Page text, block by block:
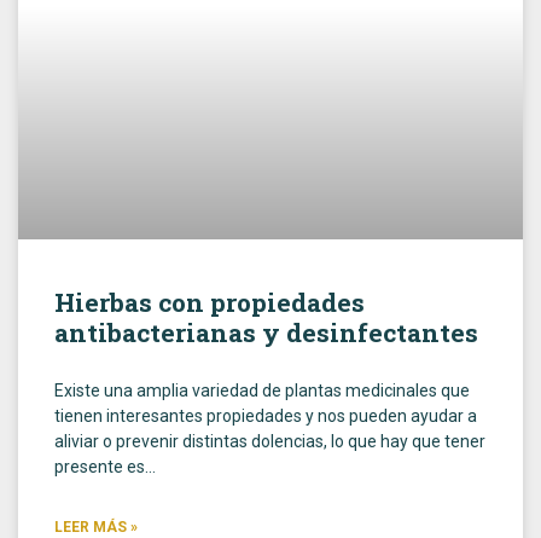
Hierbas con propiedades
antibacterianas y desinfectantes
Existe una amplia variedad de plantas medicinales que
tienen interesantes propiedades y nos pueden ayudar a
aliviar o prevenir distintas dolencias, lo que hay que tener
presente es…
LEER MÁS »